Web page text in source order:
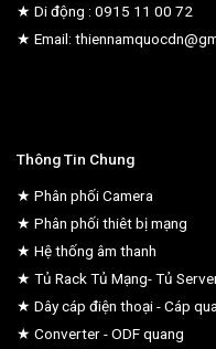
★ Di động : 0915 11 00 72
★ Email:
Thông Tin Chung
★ Phân phối Camera
★ Phân phối thiêt bị mạng
★ Hệ thống âm thanh
★ Tủ Rack Tủ Mạng- Tủ
★ Dây cáp điện thoại - Cáp
★ Converter - ODF quang